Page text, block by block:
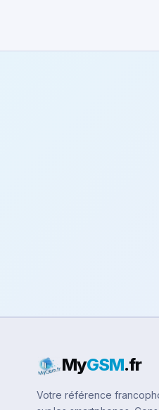
MyGSM.fr
Votre référence